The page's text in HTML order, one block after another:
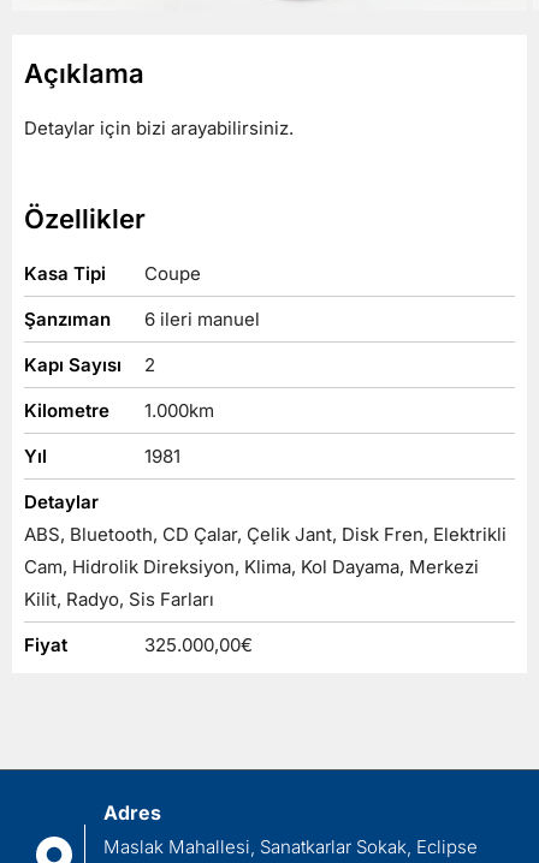
Açıklama
Detaylar için bizi arayabilirsiniz.
Özellikler
Kasa Tipi
Coupe
Şanzıman
6 ileri manuel
Kapı Sayısı
2
Kilometre
1.000km
Yıl
1981
Detaylar
ABS, Bluetooth, CD Çalar, Çelik Jant, Disk Fren, Elektrikli
Cam, Hidrolik Direksiyon, Klima, Kol Dayama, Merkezi
Kilit, Radyo, Sis Farları
Fiyat
325.000,00€
Adres
Maslak Mahallesi, Sanatkarlar Sokak, Eclipse
Hizmetlerimiz
Hakkımızda
İletişim